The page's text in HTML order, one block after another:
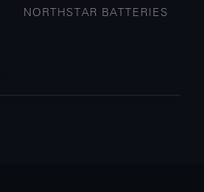
NORTHSTAR BATTERIES